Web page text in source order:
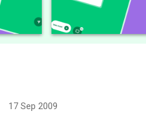
17 Sep 2009